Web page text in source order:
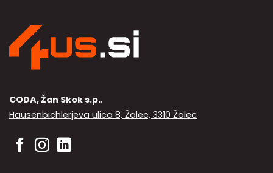
CODA, Žan Skok s.p.,
Hausenbichlerjeva ulica 8, Žalec, 3310 Žalec